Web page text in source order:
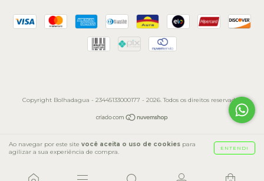
Ao navegar por este site você aceita o uso de cookies para
agilizar a sua experiência de compra.
ENTENDI
Copyright Bolhadagua - 23445133000177 - 2026. Todos os direitos reservados.